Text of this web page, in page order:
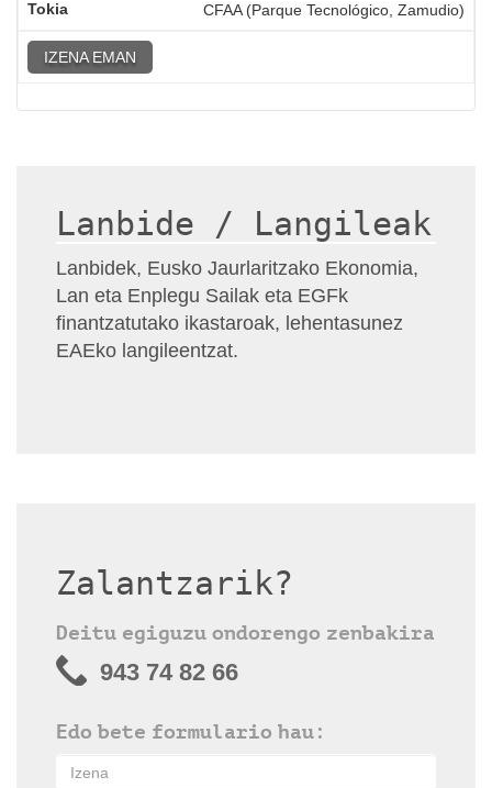
CFAA (Parque Tecnológico, Zamudio)
IZENA EMAN
Lanbide / Langileak
Lanbidek, Eusko Jaurlaritzako Ekonomia,
Lan eta Enplegu Sailak eta EGFk
finantzatutako ikastaroak, lehentasunez
EAEko langileentzat.
Zalantzarik?
Deitu egiguzu ondorengo zenbakira
943 74 82 66
Edo bete formulario hau: